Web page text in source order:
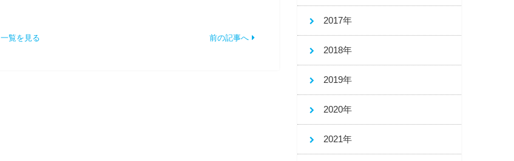
一覧を見る 前の記事へ
2017年
2018年
2019年
2020年
2021年